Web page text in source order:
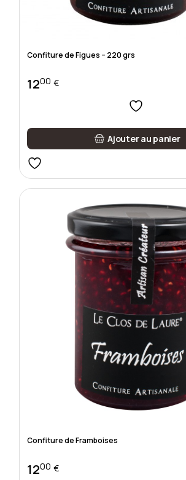
Confiture de Figues – 220 grs
1200 €
Ajouter au panier
Confiture de Framboises
1200 €